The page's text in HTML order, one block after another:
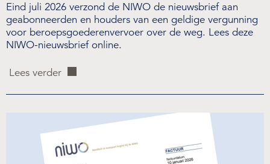
Eind juli 2026 verzond de NIWO de nieuwsbrief aan
geabonneerden en houders van een geldige vergunning
voor beroepsgoederenvervoer over de weg. Lees deze
NIWO-nieuwsbrief online.
Lees verder